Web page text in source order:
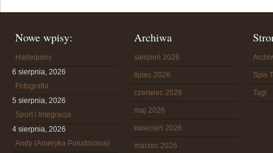
Nowe wpisy:
Harlequiny
6 sierpnia, 2026
Fotografia
5 sierpnia, 2026
Sport i Integracja
4 sierpnia, 2026
Andy (Ameryka Południowa)
Archiwa
sierpień 2026
lipiec 2026
czerwiec 2026
maj 2026
kwiecień 2026
marzec 2026
Spis
Tagi